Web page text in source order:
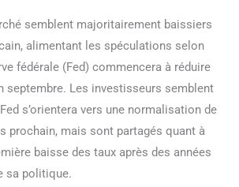
semblent majoritairement baissiers
alimentant les spéculations selon
fédérale (Fed) commencera à réduire
septembre. Les investisseurs semblent
s’orientera vers une normalisation de
prochain, mais sont partagés quant à
baisse des taux après des années
sa politique.